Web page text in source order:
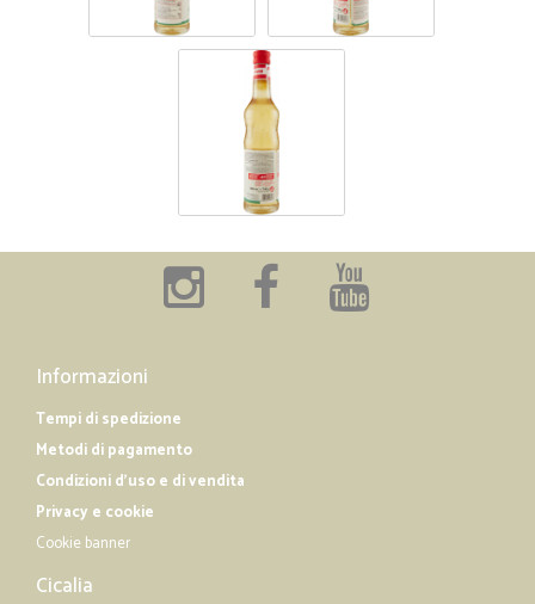
Informazioni
Tempi di spedizione
Metodi di pagamento
Condizioni d'uso e di vendita
Privacy e cookie
Cookie banner
Cicalia